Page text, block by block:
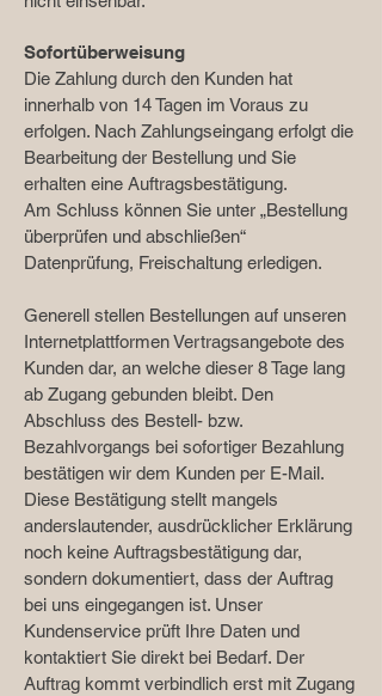
Sofortüberweisung
Die Zahlung durch den Kunden hat
innerhalb von 14 Tagen im Voraus zu
erfolgen. Nach Zahlungseingang erfolgt die
Bearbeitung der Bestellung und Sie
erhalten eine Auftragsbestätigung.
Am Schluss können Sie unter „Bestellung
überprüfen und abschließen“
Datenprüfung, Freischaltung erledigen.
Generell stellen Bestellungen auf unseren
Internetplattformen Vertragsangebote des
Kunden dar, an welche dieser 8 Tage lang
ab Zugang gebunden bleibt. Den
Abschluss des Bestell- bzw.
Bezahlvorgangs bei sofortiger Bezahlung
bestätigen wir dem Kunden per E-Mail.
Diese Bestätigung stellt mangels
anderslautender, ausdrücklicher Erklärung
noch keine Auftragsbestätigung dar,
sondern dokumentiert, dass der Auftrag
bei uns eingegangen ist. Unser
Kundenservice prüft Ihre Daten und
kontaktiert Sie direkt bei Bedarf. Der
Auftrag kommt verbindlich erst mit Zugang